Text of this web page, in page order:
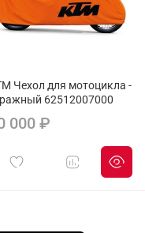
Чехол для мотоцикла -
62512007000
000 ₽